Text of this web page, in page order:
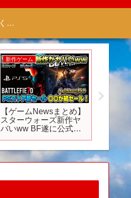
特定商取引法に基づく表記（商取引に関する開示）
新作ゲーム
【ゲームNewsまとめ】
スターウォーズ新作ヤ
バいww BF遂に公式が
パワプロ最新〇〇を発
表！ PSストアスプリン
ルFPSが